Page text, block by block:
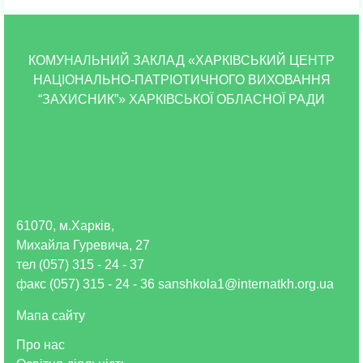
КОМУНАЛЬНИЙ ЗАКЛАД «ХАРКІВСЬКИЙ ЦЕНТР
НАЦІОНАЛЬНО-ПАТРІОТИЧНОГО ВИХОВАННЯ
“ЗАХИСНИК”» ХАРКІВСЬКОЇ ОБЛАСНОЇ РАДИ
Про нас
61070, м.Харків,
Михайла Гуревича, 27
тел (057) 315 - 24 - 37
факс (057) 315 - 24 - 36 sanshkola1@internatkh.org.ua
Мапа сайту